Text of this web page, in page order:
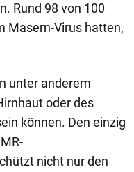
Rund 98 von 100
Masern-Virus hatten,
unter anderem
oder des
können. Den einzig
nicht nur den